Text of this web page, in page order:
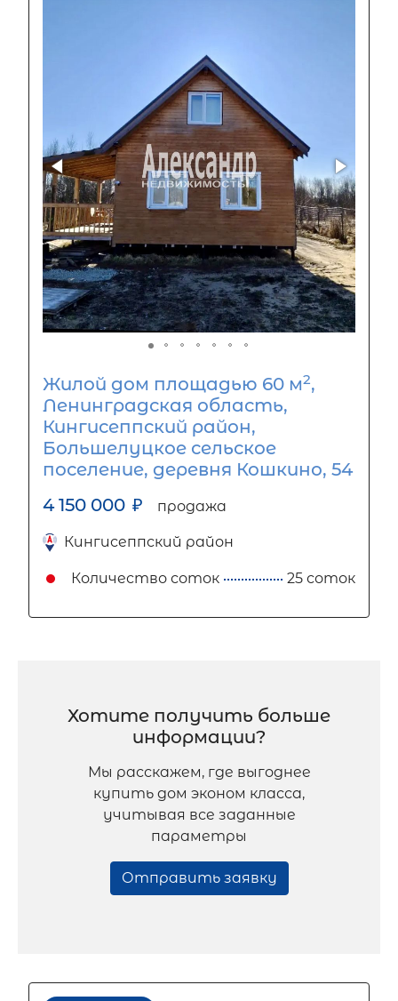
Жилой дом площадью 60 м2,
Ленинградская область,
Кингисеппский район,
Большелуцкое сельское
поселение, деревня Кошкино, 54
4 150 000 ₽ продажа
Кингисеппский район
Количество соток 25 соток
Хотите получить больше
информации?
Мы расскажем, где выгоднее
купить дом эконом класса,
учитывая все заданные
параметры
Отправить заявку